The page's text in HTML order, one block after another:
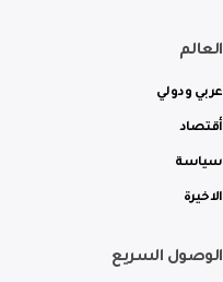
العالم
عربي ودولي
أقتصاد
سياسة
الاخيرة
الوصول السريع